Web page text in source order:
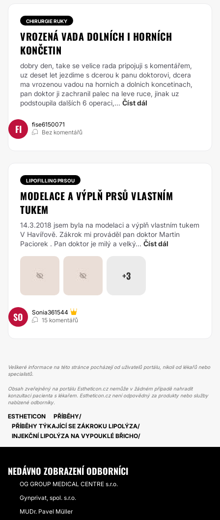
CHIRURGIE RUKY
VROZENÁ VADA DOLNÍCH I HORNÍCH
KONČETIN
dobry den, take se velice rada pripojuji s komentářem,
uz deset let jezdime s dcerou k panu doktorovi, dcera
ma vrozenou vadou na hornich a dolnich koncetinach,
pan doktor ji zachranil palec na leve ruce, jinak uz
podstoupila dalších 6 operaci,... Číst dál
FI
fise6150071
Bez komentářů
LIPOFILLING PRSOU
MODELACE A VÝPLŇ PRSŮ VLASTNÍM
TUKEM
14.3.2018 jsem byla na modelaci a výplň vlastním tukem
V Havířově. Zákrok mi prováděl pan doktor Martin
Paciorek . Pan doktor je milý a velký... Číst dál
+3
SO
Sonia361544
15 komentářů
Veškeré informace na této stránce pocházejí od uživatelů portálu, nikoli od lékařů nebo
specialistů.
Obsah zveřejněný na portálu Estheticon.cz nemůže v žádném případě nahradit
konzultaci pacienta s lékařem. Estheticon.cz není odpovědný za produkty nebo služby
nabízené odborníky.
ESTHETICON
PŘÍBĚHY
PŘÍBĚHY TÝKAJÍCÍ SE ZÁKROKU LIPOLÝZA
INJEKČNÍ LIPOLÝZA NA VYPOUKLÉ BŘICHO
NEDÁVNO ZOBRAZENÍ ODBORNÍCI
OG GROUP MEDICAL CENTRE s.r.o.
Gynprivat, spol. s.r.o.
MUDr. Pavel Müller